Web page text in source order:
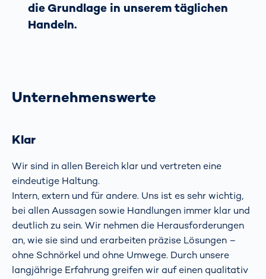
die Grundlage in unserem täglichen
Handeln.
Unternehmenswerte
Klar
Wir sind in allen Bereich klar und vertreten eine
eindeutige Haltung.
Intern, extern und für andere. Uns ist es sehr wichtig,
bei allen Aussagen sowie Handlungen immer klar und
deutlich zu sein. Wir nehmen die Herausforderungen
an, wie sie sind und erarbeiten präzise Lösungen –
ohne Schnörkel und ohne Umwege. Durch unsere
langjährige Erfahrung greifen wir auf einen qualitativ